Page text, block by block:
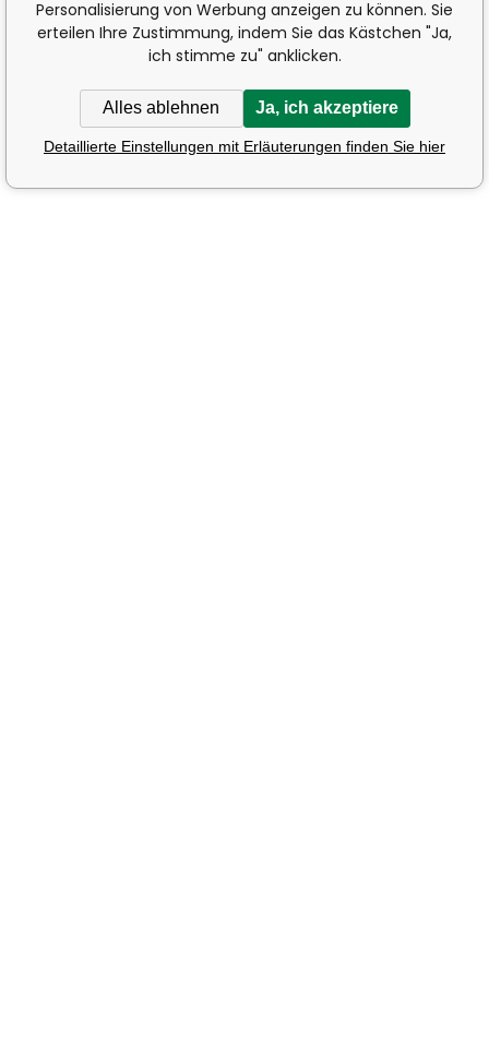
Personalisierung von Werbung anzeigen zu können. Sie
erteilen Ihre Zustimmung, indem Sie das Kästchen "Ja,
ich stimme zu" anklicken.
Alles ablehnen Ja, ich akzeptiere
Detaillierte Einstellungen mit Erläuterungen finden Sie hier